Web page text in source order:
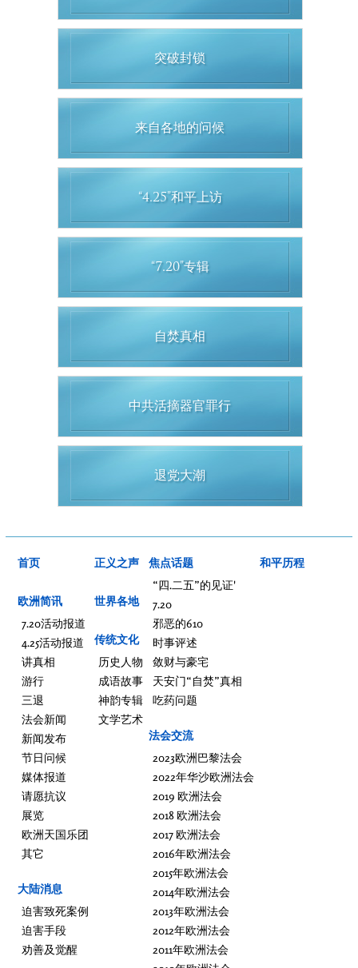
突破封锁
来自各地的问候
“4.25”和平上访
“7.20”专辑
自焚真相
中共活摘器官罪行
退党大潮
首页
欧洲简讯
7.20活动报道
4.25活动报道
讲真相
游行
三退
法会新闻
新闻发布
节日问候
媒体报道
请愿抗议
展览
欧洲天国乐团
其它
大陆消息
迫害致死案例
迫害手段
劝善及觉醒
正义之声
世界各地
传统文化
历史人物
成语故事
神韵专辑
文学艺术
焦点话题
“四.二五”的见证'
7.20
邪恶的610
时事评述
敛财与豪宅
天安门“自焚”真相
吃药问题
法会交流
2023欧洲巴黎法会
2022年华沙欧洲法会
2019 欧洲法会
2018 欧洲法会
2017 欧洲法会
2016年欧洲法会
2015年欧洲法会
2014年欧洲法会
2013年欧洲法会
2012年欧洲法会
2011年欧洲法会
和平历程